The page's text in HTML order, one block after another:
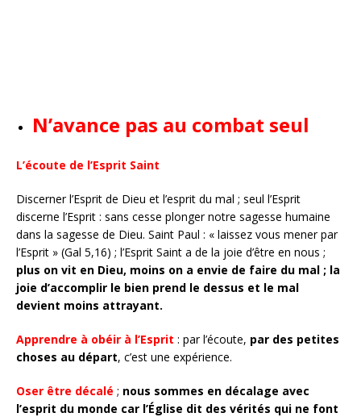
N’avance pas au combat seul
L’écoute de l’Esprit Saint
Discerner l’Esprit de Dieu et l’esprit du mal ; seul l’Esprit
discerne l’Esprit : sans cesse plonger notre sagesse humaine
dans la sagesse de Dieu. Saint Paul : « laissez vous mener par
l’Esprit » (Gal 5,16) ; l’Esprit Saint a de la joie d’être en nous ;
plus on vit en Dieu, moins on a envie de faire du mal ; la
joie d’accomplir le bien prend le dessus et le mal
devient moins attrayant.
Apprendre à obéir à l’Esprit : par l’écoute, par des petites
choses au départ, c’est une expérience.
Oser être décalé ; nous sommes en décalage avec
l’esprit du monde car l’Église dit des vérités qui ne font